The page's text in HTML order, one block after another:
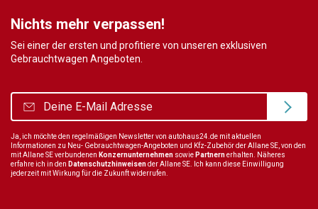
Nichts mehr verpassen!
Sei einer der ersten und profitiere von unseren exklusiven
Gebrauchtwagen Angeboten.
Ja, ich möchte den regelmäßigen Newsletter von autohaus24.de mit aktuellen
Informationen zu Neu- Gebrauchtwagen-Angeboten und Kfz-Zubehör der Allane SE, von den
mit Allane SE verbundenen Konzernunternehmen sowie Partnernerhalten. Näheres
erfahre ich in den Datenschutzhinweisender Allane SE. Ich kann diese Einwilligung
jederzeit mit Wirkung für die Zukunft widerrufen.